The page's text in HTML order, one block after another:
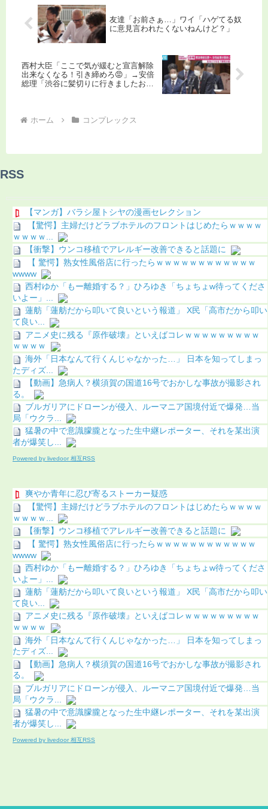
友達「お前さぁ…」ワイ「ハゲてる奴
に意見言われたくないねんけど？」
西村大臣「ここで気が緩むと宣言解除
出来なくなる！引き締めろ😡」→安倍
総理「渋谷に髪切りに行きましたお
ホーム コンプレックス
RSS
【マンガ】バラシ屋トシヤの漫画セレクション
【驚愕】主婦だけどラブホテルのフロントはじめたらｗｗｗｗ
ｗｗｗｗ...
【衝撃】ウンコ移植でアレルギー改善できると話題に
【 驚愕】熟女性風俗店に行ったらｗｗｗｗｗｗｗｗｗｗｗｗ
wwww
西村ゆか「もー離婚する？」ひろゆき「ちょちょw待ってくださ
いよー」...
蓮舫「蓮舫だから叩いて良いという報道」 X民「高市だから叩い
て良い...
アニメ史に残る『原作破壊』といえばコレｗｗｗｗｗｗｗｗｗ
ｗｗｗｗ
海外「日本なんて行くんじゃなかった…」 日本を知ってしまっ
たディズ...
【動画】急病人？横須賀の国道16号でおかしな事故が撮影され
る。
ブルガリアにドローンが侵入、ルーマニア国境付近で爆発…当
局「ウクラ...
猛暑の中で意識朦朧となった生中継レポーター、それを某出演
者が爆笑し...
Powered by livedoor 相互RSS
爽やか青年に忍び寄るストーカー疑惑
【驚愕】主婦だけどラブホテルのフロントはじめたらｗｗｗｗ
ｗｗｗｗ...
【衝撃】ウンコ移植でアレルギー改善できると話題に
【 驚愕】熟女性風俗店に行ったらｗｗｗｗｗｗｗｗｗｗｗｗ
wwww
西村ゆか「もー離婚する？」ひろゆき「ちょちょw待ってくださ
いよー」...
蓮舫「蓮舫だから叩いて良いという報道」 X民「高市だから叩い
て良い...
アニメ史に残る『原作破壊』といえばコレｗｗｗｗｗｗｗｗｗ
ｗｗｗｗ
海外「日本なんて行くんじゃなかった…」 日本を知ってしまっ
たディズ...
【動画】急病人？横須賀の国道16号でおかしな事故が撮影され
る。
ブルガリアにドローンが侵入、ルーマニア国境付近で爆発…当
局「ウクラ...
猛暑の中で意識朦朧となった生中継レポーター、それを某出演
者が爆笑し...
Powered by livedoor 相互RSS